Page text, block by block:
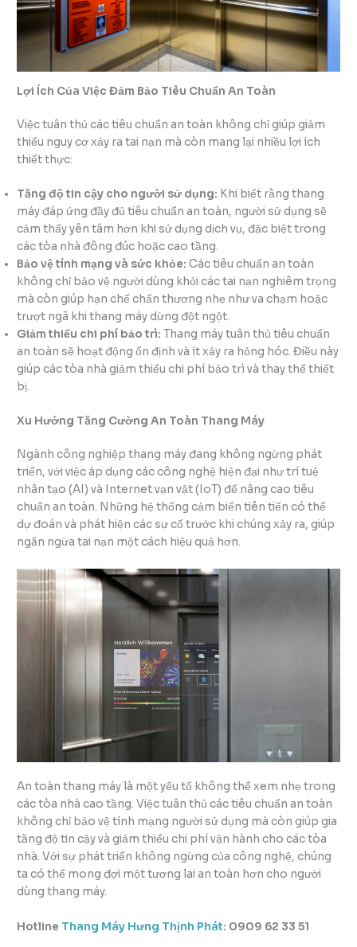
Lợi Ích Của Việc Đảm Bảo Tiêu Chuẩn An Toàn
Việc tuân thủ các tiêu chuẩn an toàn không chỉ giúp giảm
thiểu nguy cơ xảy ra tai nạn mà còn mang lại nhiều lợi ích
thiết thực:
Tăng độ tin cậy cho người sử dụng: Khi biết rằng thang
máy đáp ứng đầy đủ tiêu chuẩn an toàn, người sử dụng sẽ
cảm thấy yên tâm hơn khi sử dụng dịch vụ, đặc biệt trong
các tòa nhà đông đúc hoặc cao tầng.
Bảo vệ tính mạng và sức khỏe: Các tiêu chuẩn an toàn
không chỉ bảo vệ người dùng khỏi các tai nạn nghiêm trọng
mà còn giúp hạn chế chấn thương nhẹ như va chạm hoặc
trượt ngã khi thang máy dừng đột ngột.
Giảm thiểu chi phí bảo trì: Thang máy tuân thủ tiêu chuẩn
an toàn sẽ hoạt động ổn định và ít xảy ra hỏng hóc. Điều này
giúp các tòa nhà giảm thiểu chi phí bảo trì và thay thế thiết
bị.
Xu Hướng Tăng Cường An Toàn Thang Máy
Ngành công nghiệp thang máy đang không ngừng phát
triển, với việc áp dụng các công nghệ hiện đại như trí tuệ
nhân tạo (AI) và Internet vạn vật (IoT) để nâng cao tiêu
chuẩn an toàn. Những hệ thống cảm biến tiên tiến có thể
dự đoán và phát hiện các sự cố trước khi chúng xảy ra, giúp
ngăn ngừa tai nạn một cách hiệu quả hơn.
An toàn thang máy là một yếu tố không thể xem nhẹ trong
các tòa nhà cao tầng. Việc tuân thủ các tiêu chuẩn an toàn
không chỉ bảo vệ tính mạng người sử dụng mà còn giúp gia
tăng độ tin cậy và giảm thiểu chi phí vận hành cho các tòa
nhà. Với sự phát triển không ngừng của công nghệ, chúng
ta có thể mong đợi một tương lai an toàn hơn cho người
dùng thang máy.
Hotline Thang Máy Hưng Thịnh Phát: 0909 62 33 51